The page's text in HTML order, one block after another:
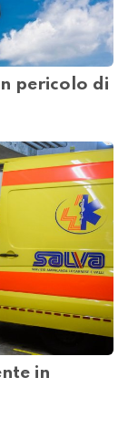
pericolo di
in